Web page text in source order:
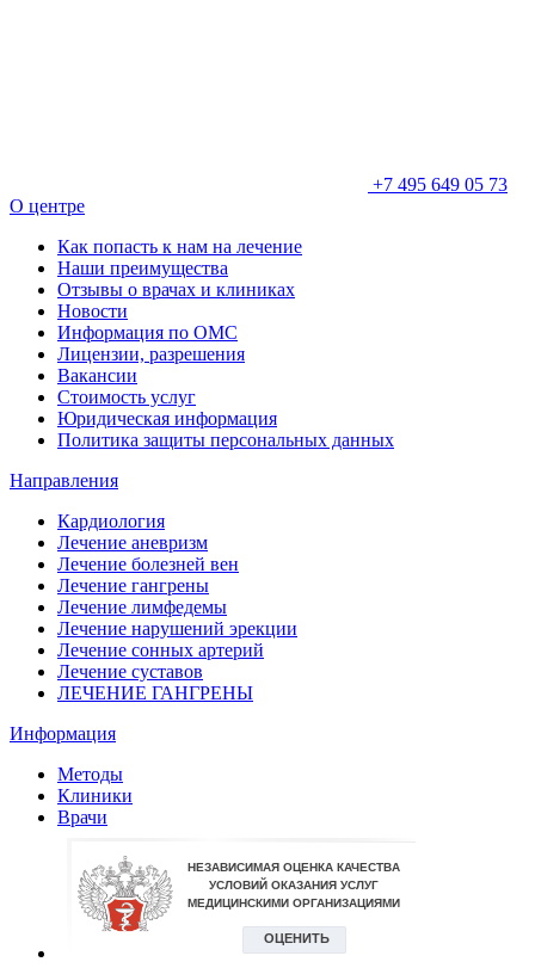
+7 495 649 05 73
О центре
Как попасть к нам на лечение
Наши преимущества
Отзывы о врачах и клиниках
Новости
Информация по ОМС
Лицензии, разрешения
Вакансии
Стоимость услуг
Юридическая информация
Политика защиты персональных данных
Направления
Кардиология
Лечение аневризм
Лечение болезней вен
Лечение гангрены
Лечение лимфедемы
Лечение нарушений эрекции
Лечение сонных артерий
Лечение суставов
ЛЕЧЕНИЕ ГАНГРЕНЫ
Информация
Методы
Клиники
Врачи